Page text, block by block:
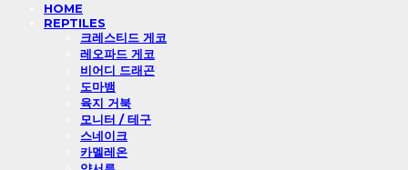
HOME
REPTILES
크레스티드 게코
레오파드 게코
비어디 드래곤
도마뱀
육지 거북
모니터 / 테구
스네이크
카멜레온